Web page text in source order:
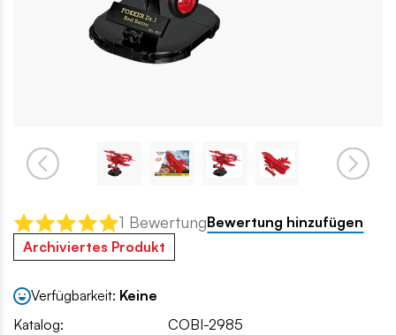
1 BewertungBewertung hinzufügen
Archiviertes Produkt
Verfügbarkeit: Keine
Katalog:
COBI-2985